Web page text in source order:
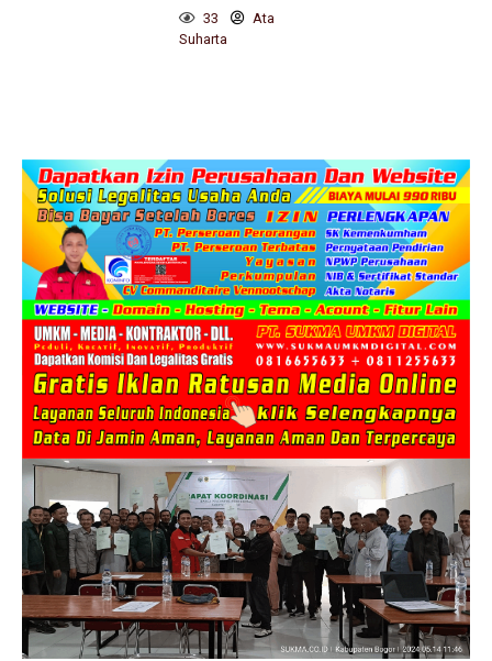
33
Ata
Suharta